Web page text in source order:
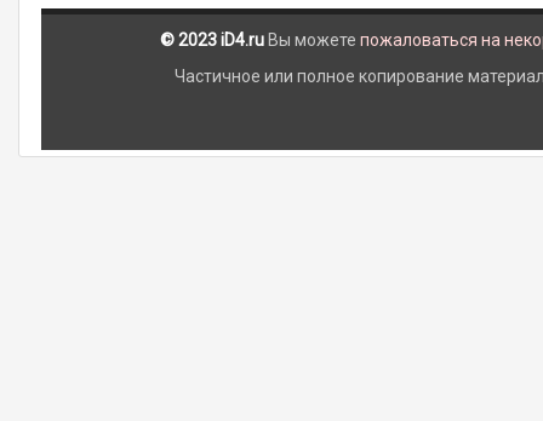
© 2023 iD4.ru Вы можете пожаловаться на
Частичное или полное копирование